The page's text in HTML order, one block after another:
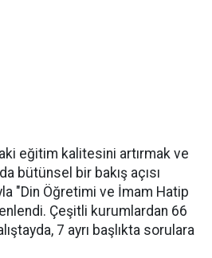
eğitim kalitesini artırmak ve
bütünsel bir bakış açısı
"Din Öğretimi ve İmam Hatip
Çeşitli kurumlardan 66
7 ayrı başlıkta sorulara